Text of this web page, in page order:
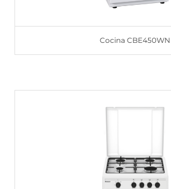
Cocina CBE450WN